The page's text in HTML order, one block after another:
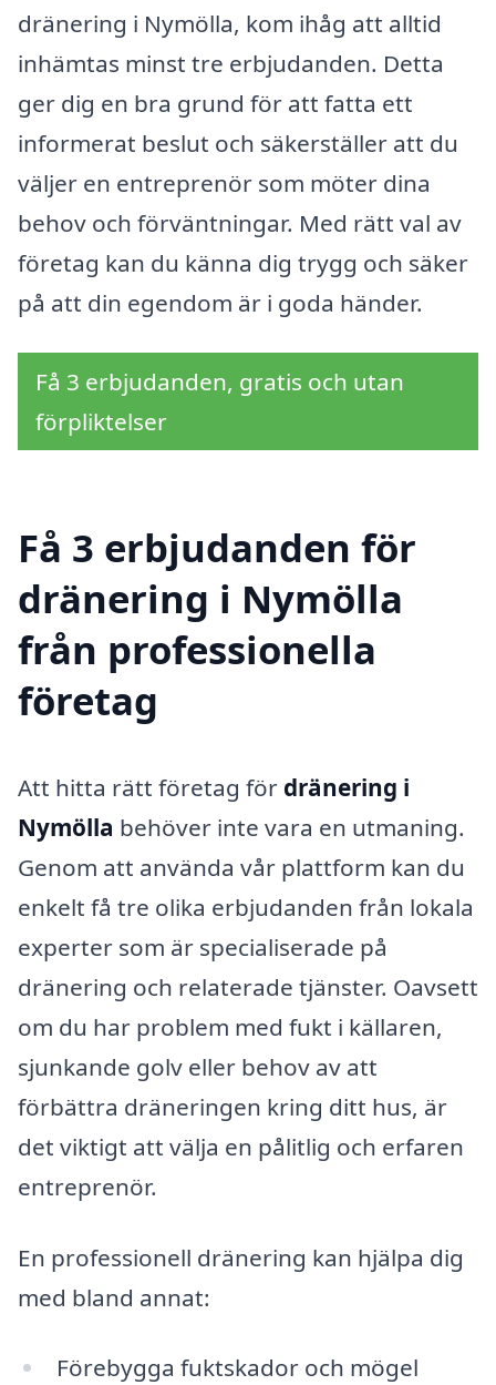
dränering i Nymölla, kom ihåg att alltid
inhämtas minst tre erbjudanden. Detta
ger dig en bra grund för att fatta ett
informerat beslut och säkerställer att du
väljer en entreprenör som möter dina
behov och förväntningar. Med rätt val av
företag kan du känna dig trygg och säker
på att din egendom är i goda händer.
Få 3 erbjudanden, gratis och utan
förpliktelser
Få 3 erbjudanden för
dränering i Nymölla
från professionella
företag
Att hitta rätt företag för dränering i
Nymölla behöver inte vara en utmaning.
Genom att använda vår plattform kan du
enkelt få tre olika erbjudanden från lokala
experter som är specialiserade på
dränering och relaterade tjänster. Oavsett
om du har problem med fukt i källaren,
sjunkande golv eller behov av att
förbättra dräneringen kring ditt hus, är
det viktigt att välja en pålitlig och erfaren
entreprenör.
En professionell dränering kan hjälpa dig
med bland annat:
Förebygga fuktskador och mögel